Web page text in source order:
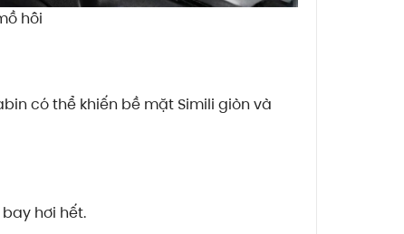
hôi
có thể khiến bề mặt Simili giòn và
hơi hết.